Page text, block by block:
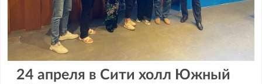
24 апреля в Сити холл Южный